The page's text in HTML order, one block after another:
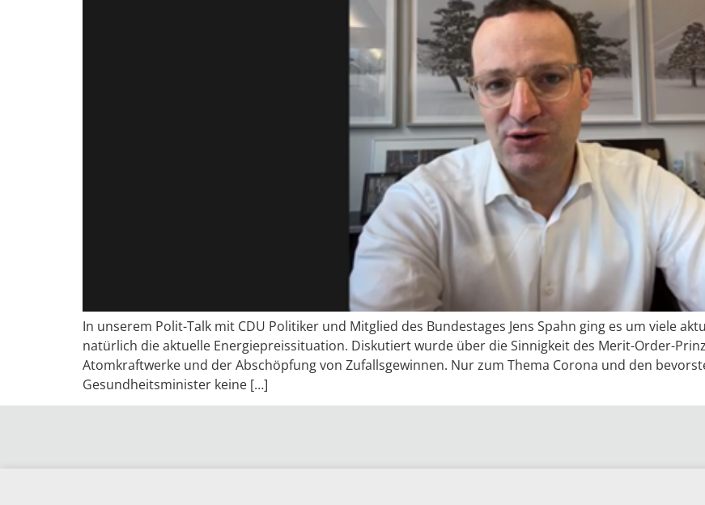
In unserem Polit-Talk mit CDU Politiker und Mitglied des Bundestages Jens Spahn ging es um viele
natürlich die aktuelle Energiepreissituation. Diskutiert wurde über die Sinnigkeit des Merit-Order-
Atomkraftwerke und der Abschöpfung von Zufallsgewinnen. Nur zum Thema Corona und den
Gesundheitsminister keine […]